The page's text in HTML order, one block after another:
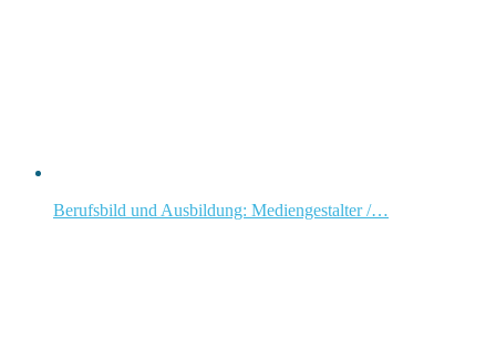
Berufsbild und Ausbildung: Mediengestalter /…